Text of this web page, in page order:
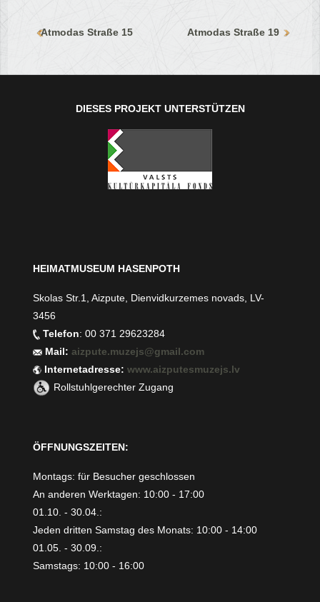
Atmodas Straße 15 Atmodas Straße 19
DIESES PROJEKT UNTERSTÜTZEN
HEIMATMUSEUM HASENPOTH
Skolas Str.1, Aizpute, Dienvidkurzemes novads, LV-
3456
Telefon: 00 371 29623284
Mail:aizpute.muzejs@gmail.com
Internetadresse:www.aizputesmuzejs.lv
Rollstuhlgerechter Zugang
ÖFFNUNGSZEITEN:
Montags: für Besucher geschlossen
An anderen Werktagen: 10:00 - 17:00
01.10. - 30.04.:
Jeden dritten Samstag des Monats: 10:00 - 14:00
01.05. - 30.09.:
Samstags: 10:00 - 16:00